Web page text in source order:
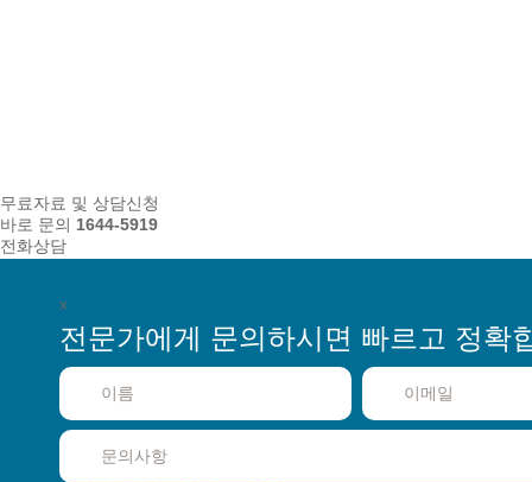
무료자료 및 상담신청
바로 문의 1644-5919
전화상담
x
전문가에게 문의하시면 빠르고 정확
고객지원센터 고객상담 월
기술지원
토/일/공휴일은 휴무입니다.